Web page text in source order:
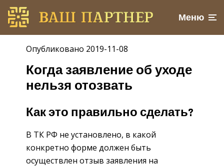
Меню
Опубликовано 2019-11-08
Когда заявление об уходе
нельзя отозвать
Как это правильно сделать?
В ТК РФ не установлено, в какой
конкретно форме должен быть
осуществлен отзыв заявления на